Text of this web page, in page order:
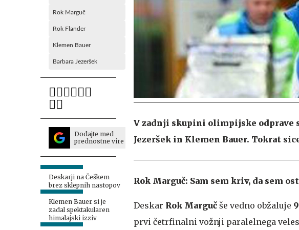
Rok Marguč
Rok Flander
Klemen Bauer
Barbara Jezeršek
Dodajte med
prednostne vire
Deskarji na Češkem
brez sklepnih nastopov
Klemen Bauer si je
zadal spektakularen
himalajski izziv
V zadnji skupini olimpijske odprave
Jezeršek in Klemen Bauer. Tokrat
Rok Marguč: Sam sem kriv, da sem
Deskar Rok Marguč še vedno obžaluje
prvi četrfinalni vožnji paralelnega